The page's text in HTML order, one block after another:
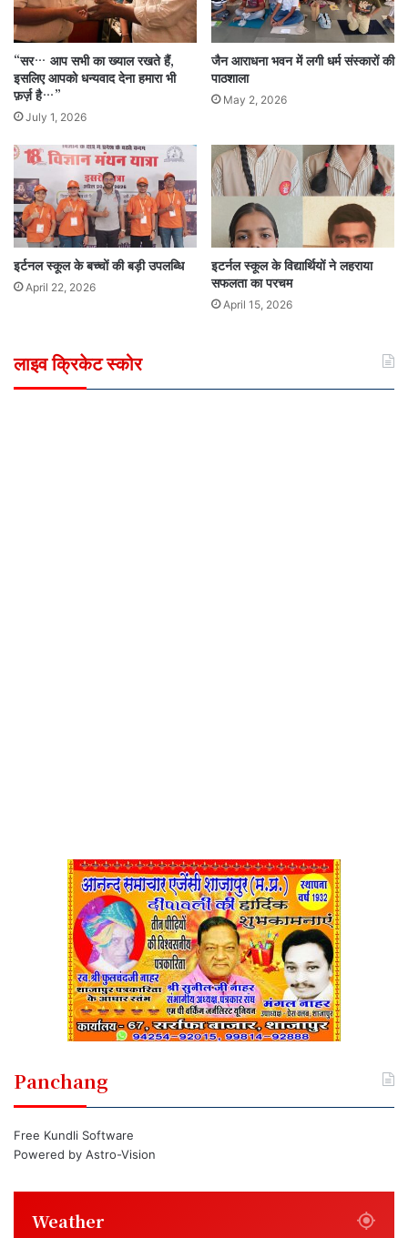
“सर… आप सभी का ख्याल रखते हैं,
इसलिए आपको धन्यवाद देना हमारा भी
फ़र्ज़ है…”
July 1, 2026
जैन आराधना भवन में लगी धर्म संस्कारों की
पाठशाला
May 2, 2026
इर्टनल स्कूल के बच्चों की बड़ी उपलब्धि
April 22, 2026
इटर्नल स्कूल के विद्यार्थियों ने लहराया
सफलता का परचम
April 15, 2026
लाइव क्रिकेट स्कोर
Panchang
Free Kundli Software
Powered by Astro-Vision
Weather